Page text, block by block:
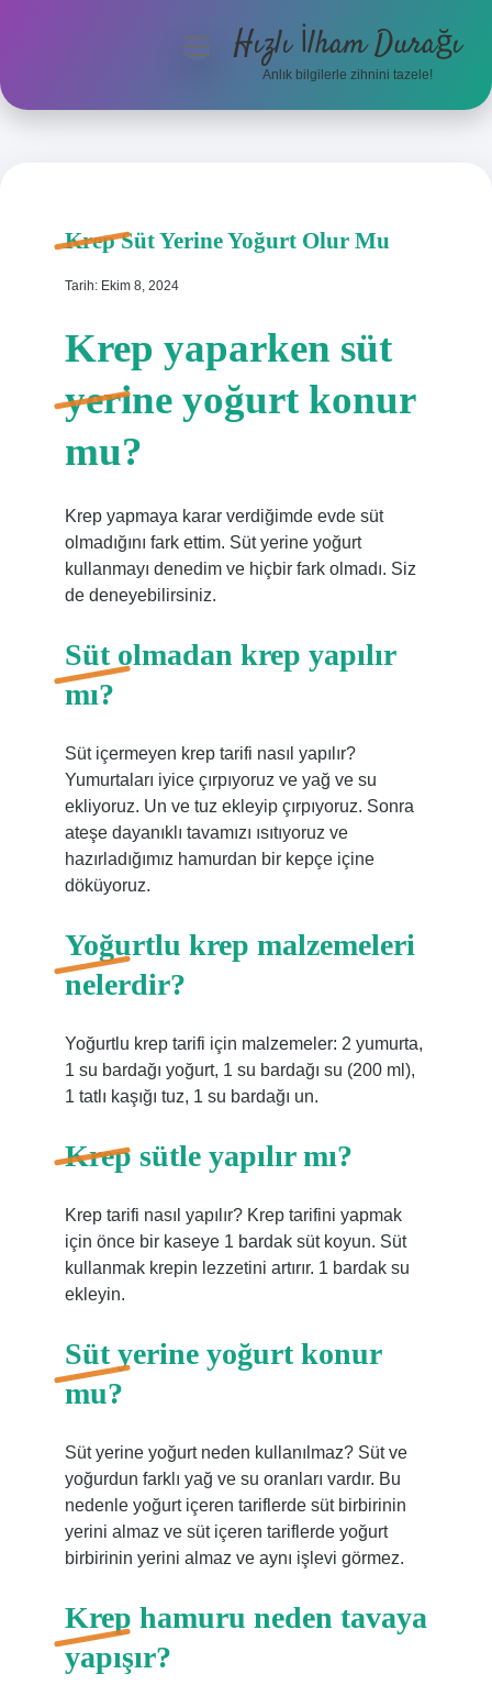
Anasayfa
menüyüHızlı İlham Durağı
Anlık bilgilerle zihnini tazele!
Krep Süt Yerine Yoğurt Olur Mu
Tarih: Ekim 8, 2024
Krep yaparken süt
yerine yoğurt konur
mu?
Krep yapmaya karar verdiğimde evde süt
olmadığını fark ettim. Süt yerine yoğurt
kullanmayı denedim ve hiçbir fark olmadı. Siz
de deneyebilirsiniz.
Süt olmadan krep yapılır
mı?
Süt içermeyen krep tarifi nasıl yapılır?
Yumurtaları iyice çırpıyoruz ve yağ ve su
ekliyoruz. Un ve tuz ekleyip çırpıyoruz. Sonra
ateşe dayanıklı tavamızı ısıtıyoruz ve
hazırladığımız hamurdan bir kepçe içine
döküyoruz.
Yoğurtlu krep malzemeleri
nelerdir?
Yoğurtlu krep tarifi için malzemeler: 2 yumurta,
1 su bardağı yoğurt, 1 su bardağı su (200 ml),
1 tatlı kaşığı tuz, 1 su bardağı un.
Krep sütle yapılır mı?
Krep tarifi nasıl yapılır? Krep tarifini yapmak
için önce bir kaseye 1 bardak süt koyun. Süt
kullanmak krepin lezzetini artırır. 1 bardak su
ekleyin.
Süt yerine yoğurt konur
mu?
Süt yerine yoğurt neden kullanılmaz? Süt ve
yoğurdun farklı yağ ve su oranları vardır. Bu
nedenle yoğurt içeren tariflerde süt birbirinin
yerini almaz ve süt içeren tariflerde yoğurt
birbirinin yerini almaz ve aynı işlevi görmez.
Krep hamuru neden tavaya
yapışır?